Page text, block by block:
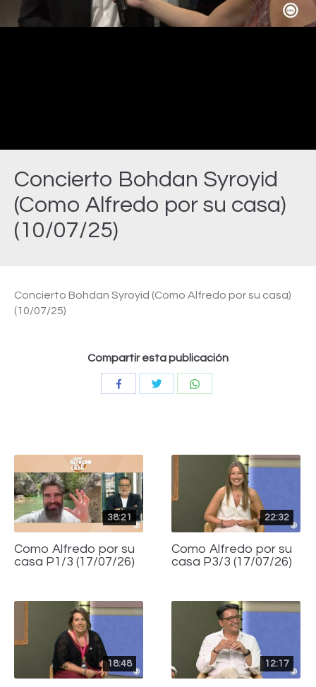
Concierto Bohdan Syroyid
(Como Alfredo por su casa)
(10/07/25)
Video
Concierto Bohdan Syroyid (Como Alfredo por su casa)
(10/07/25)
Compartir esta publicación
CompartirCompartir
38:21
Como Alfredo por su
casa P1/3 (17/07/26)
22:32
Como Alfredo por su
casa P3/3 (17/07/26)
18:48 12:17